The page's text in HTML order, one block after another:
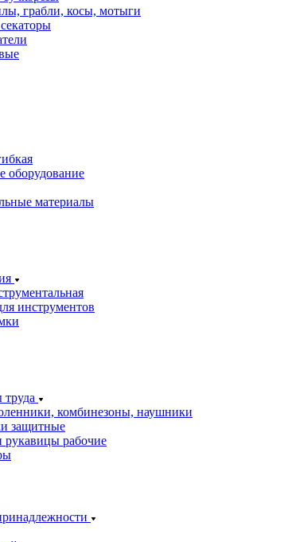
грабли, косы, мотыги
оборудование
материалы
инструментов
комбинезоны, наушники
защитные
рукавицы рабочие